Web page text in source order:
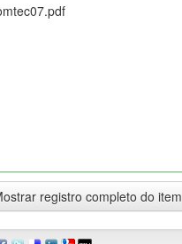
registro completo do item